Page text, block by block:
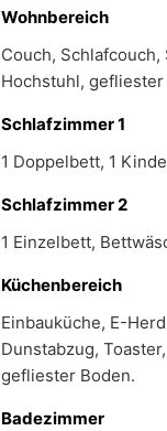
Wohnbereich
Couch, Schlafcouch,
Hochstuhl, gefliester
Schlafzimmer 1
1 Doppelbett, 1
Schlafzimmer 2
1 Einzelbett,
Küchenbereich
Einbauküche, E-
Dunstabzug,
gefliester Boden.
Badezimmer